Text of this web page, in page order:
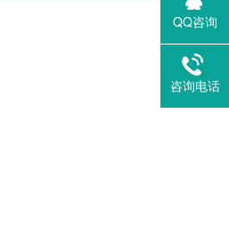
QQ咨询
咨询电话